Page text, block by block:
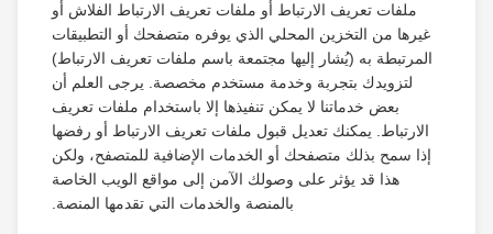
ملفات تعريف الارتباط أو ملفات تعريف الارتباط الفلاش أو
غيرها من التخزين المحلي الذي يوفره متصفحك أو التطبيقات
المرتبطة به (يُشار إليها مجتمعة باسم ملفات تعريف الارتباط)
لتزويدك بتجربة وخدمة مستخدم مخصصة. يرجى العلم أن
بعض خدماتنا لا يمكن تنفيذها إلا باستخدام ملفات تعريف
الارتباط. يمكنك تعديل قبول ملفات تعريف الارتباط أو رفضها
إذا سمح بذلك متصفحك أو الخدمات الإضافية للمتصفح، ولكن
هذا قد يؤثر على وصولك الآمن إلى مواقع الويب الخاصة
بالمنصة والخدمات التي تقدمها المنصة.